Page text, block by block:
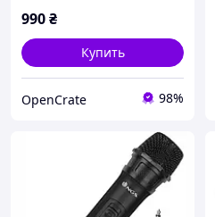
990₴
Купить
OpenCrate 98%